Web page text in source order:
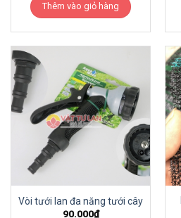
Thêm vào giỏ hàng
Vòi tưới lan đa năng tưới cây
90.000₫